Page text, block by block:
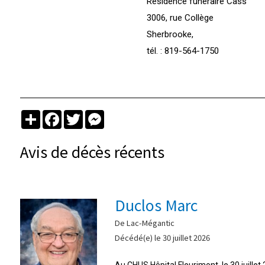
3006, rue Collège
Sherbrooke,
tél. : 819-564-1750
PartagerFacebook
TwitterMessenger
Avis de décès récents
Duclos Marc
De Lac-Mégantic
Décédé(e) le 30 juillet 2026